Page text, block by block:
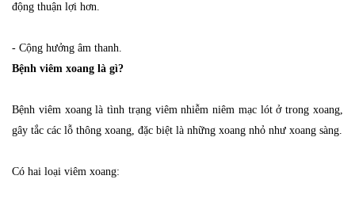
động thuận lợi hơn.
- Cộng hưởng âm thanh.
Bệnh viêm xoang là gì?
Bệnh viêm xoang là tình trạng viêm nhiễm niêm mạc lót ở trong xoang,
gây tắc các lỗ thông xoang, đặc biệt là những xoang nhỏ như xoang sàng.
Có hai loại viêm xoang: